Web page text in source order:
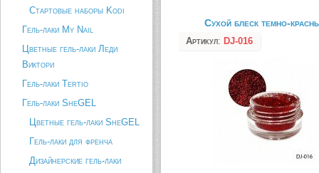
Стартовые наборы Kodi
Гель-лаки My Nail
Цветные гель-лаки Леди
Виктори
Гель-лаки Tertio
Гель-лаки SheGEL
Цветные гель-лаки SheGEL
Гель-лаки для френча
Дизайнерские гель-лаки
Сухой блеск темно-
Артикул: DJ-016